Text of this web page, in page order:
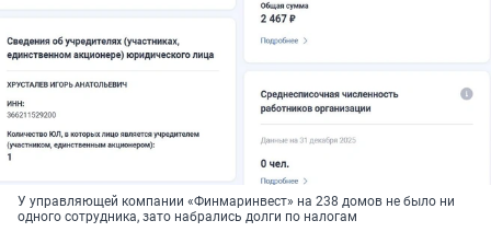
У управляющей компании «Финмаринвест» на 238 домов не было ни
одного сотрудника, зато набрались долги по налогам